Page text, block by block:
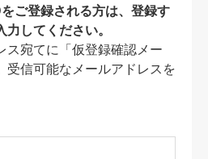
ご登録される方は、登録す
してください。
ス宛てに「仮登録確認メー
受信可能なメールアドレスを